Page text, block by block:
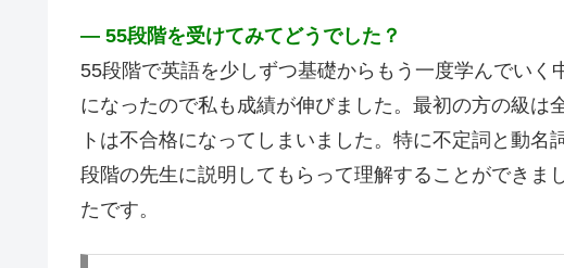
― 55段階を受けてみてどうでした？
55段階で英語を少しずつ基礎からもう一度学んでいく
になったので私も成績が伸びました。最初の方の級は
トは不合格になってしまいました。特に不定詞と動
段階の先生に説明してもらって理解することができま
たです。